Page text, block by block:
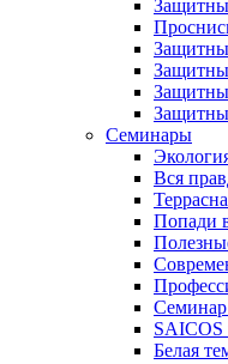
Семинары
Вся
Попади
Семинар
SAICOS
Белая